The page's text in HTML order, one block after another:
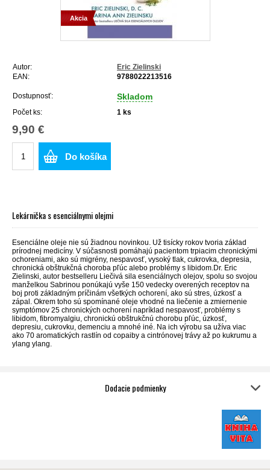
Akcia
Autor:
Eric Zielinski
EAN:
9788022213516
Dostupnosť: Skladom
Počet ks: 1 ks
9,90 €
Do košíka
Lekárnička s esenciálnymi olejmi
Esenciálne oleje nie sú žiadnou novinkou. Už tisícky rokov tvoria základ
prírodnej medicíny. V súčasnosti pomáhajú pacientom trpiacim chronickými
ochoreniami, ako sú migrény, nespavosť, vysoký tlak, cukrovka, depresia,
chronická obštrukčná choroba pľúc alebo problémy s libidom.Dr. Eric
Zielinski, autor bestselleru Liečivá sila esenciálnych olejov, spolu so svojou
manželkou Sabrinou ponúkajú vyše 150 vedecky overených receptov na
boj proti základným príčinám všetkých ochorení, ako sú stres, úzkosť a
zápal. Okrem toho sú spomínané oleje vhodné na liečenie a zmiernenie
symptómov 25 chronických ochorení napríklad nespavosť, problémy s
libidom, fibromyalgiu, chronickú obštrukčnú chorobu pľúc, úzkosť,
depresiu, cukrovku, demenciu a mnohé iné. Na ich výrobu sa užíva viac
ako 70 aromatických rastlín od copaiby a cintrónovej trávy až po kukrumu a
ylang ylang.
Dodacie podmienky